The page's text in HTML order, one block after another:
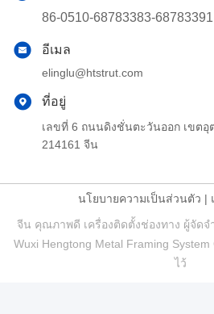
86-0510-68783383-68783391
อีเมล
elinglu@htstrut.com
ที่อยู่
เลขที่ 6 ถนนดิงชั่นตะวันออก เขตอุ
214161 จีน
นโยบายความเป็นส่วนตัว |
จีน คุณภาพดี เครื่องติดตั้งช่องทาง ผู้จัด
Wuxi Hengtong Metal Framing
ไว้